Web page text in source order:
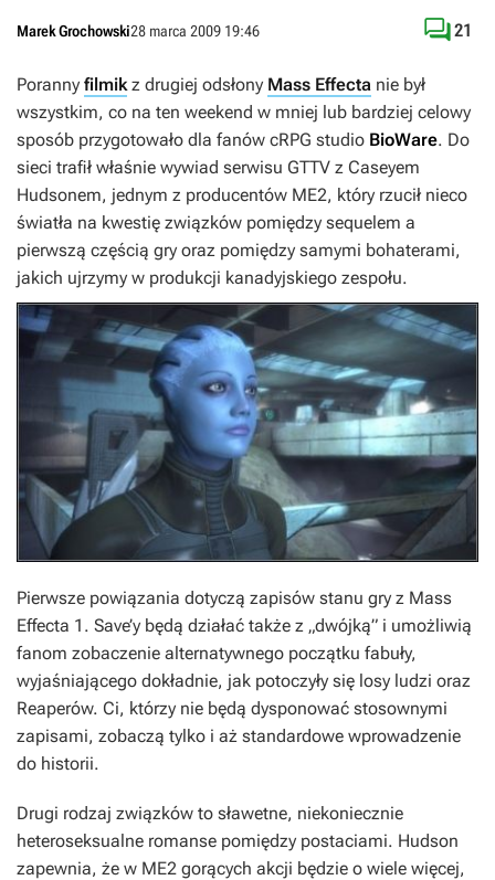
Marek Grochowski28 marca 2009 19:46 21
Poranny filmikz drugiej odsłony Mass Effecta nie był
wszystkim, co na ten weekend w mniej lub bardziej celowy
sposób przygotowało dla fanów cRPG studio BioWare. Do
sieci trafił właśnie wywiad serwisu GTTV z Caseyem
Hudsonem, jednym z producentów ME2, który rzucił nieco
światła na kwestię związków pomiędzy sequelem a
pierwszą częścią gry oraz pomiędzy samymi bohaterami,
jakich ujrzymy w produkcji kanadyjskiego zespołu.
Pierwsze powiązania dotyczą zapisów stanu gry z Mass
Effecta 1 . Save’y będą działać także z „dwójką” i umożliwią
fanom zobaczenie alternatywnego początku fabuły,
wyjaśniającego dokładnie, jak potoczyły się losy ludzi oraz
Reaperów. Ci, którzy nie będą dysponować stosownymi
zapisami, zobaczą tylko i aż standardowe wprowadzenie
do historii.
Drugi rodzaj związków to sławetne, niekoniecznie
heteroseksualne romanse pomiędzy postaciami. Hudson
zapewnia, że w ME2 gorących akcji będzie o wiele więcej,